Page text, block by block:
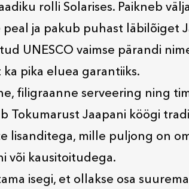
rolli Solarises. Paikneb
ja pakub puhast läbilõiget
UNESCO vaimse pärandi
pika eluea garantiiks.
filigraanne serveering ning
Tokumarust Jaapani köögi
lisanditega, mille puljong on
või kausitoitudega.
isegi, et ollakse osa